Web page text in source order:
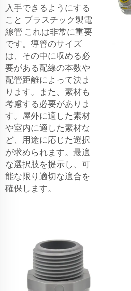
入手できるようにする
こと プラスチック製電
線管 これは非常に重要
です。導管のサイズ
は、その中に収める必
要がある配線の本数や
配管距離によって決ま
ります。また、素材も
考慮する必要がありま
す。屋外に適した素材
や室内に適した素材な
ど、用途に応じた選択
が求められます。最適
な選択肢を提示し、可
能な限り適切な適合を
確保します。